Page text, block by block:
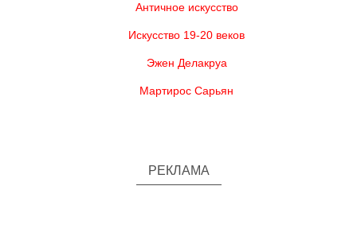
Античное искусство
Искусство 19-20 веков
Эжен Делакруа
Мартирос Сарьян
РЕКЛАМА